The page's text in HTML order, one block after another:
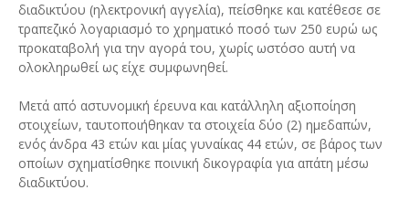
διαδικτύου (ηλεκτρονική αγγελία), πείσθηκε και κατέθεσε σε
τραπεζικό λογαριασμό το χρηματικό ποσό των 250 ευρώ ως
προκαταβολή για την αγορά του, χωρίς ωστόσο αυτή να
ολοκληρωθεί ως είχε συμφωνηθεί.
Μετά από αστυνομική έρευνα και κατάλληλη αξιοποίηση
στοιχείων, ταυτοποιήθηκαν τα στοιχεία δύο (2) ημεδαπών,
ενός άνδρα 43 ετών και μίας γυναίκας 44 ετών, σε βάρος των
οποίων σχηματίσθηκε ποινική δικογραφία για απάτη μέσω
διαδικτύου.